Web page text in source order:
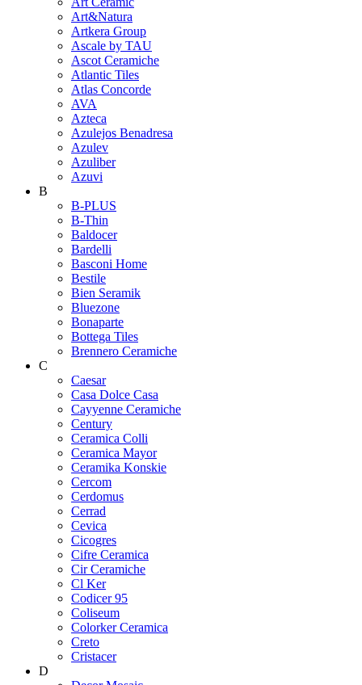
Art&Natura
Artkera Group
Ascale by TAU
Ascot Ceramiche
Atlantic Tiles
Atlas Concorde
AVA
Azteca
Azulejos Benadresa
Azulev
Azuliber
Azuvi
B
B-PLUS
B-Thin
Baldocer
Bardelli
Basconi Home
Bestile
Bien Seramik
Bluezone
Bonaparte
Bottega Tiles
Brennero Ceramiche
C
Caesar
Casa Dolce Casa
Cayyenne Ceramiche
Century
Ceramica Colli
Ceramica Mayor
Ceramika Konskie
Cercom
Cerdomus
Cerrad
Cevica
Cicogres
Cifre Ceramica
Cir Ceramiche
Cl Ker
Codicer 95
Coliseum
Colorker Ceramica
Creto
Cristacer
D